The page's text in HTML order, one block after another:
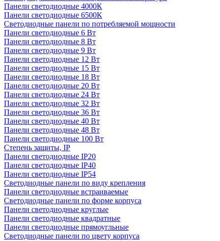
Панели светодиодные 4000К
Панели светодиодные 6500К
Светодиодные панели по потребляемой мощности
Панели светодиодные 6 Вт
Панели светодиодные 8 Вт
Панели светодиодные 9 Вт
Панели светодиодные 12 Вт
Панели светодиодные 15 Вт
Панели светодиодные 18 Вт
Панели светодиодные 20 Вт
Панели светодиодные 24 Вт
Панели светодиодные 32 Вт
Панели светодиодные 36 Вт
Панели светодиодные 40 Вт
Панели светодиодные 48 Вт
Панели светодиодные 100 Вт
Степень защиты, IP
Панели светодиодные IP20
Панели светодиодные IP40
Панели светодиодные IP54
Светодиодные панели по виду крепления
Панели светодиодные встраиваемые
Светодиодные панели по форме корпуса
Панели светодиодные круглые
Панели светодиодные квадратные
Панели светодиодные прямоугльные
Светодиодные панели по цвету корпуса